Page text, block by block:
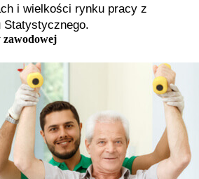
i wielkości rynku pracy z
Statystycznego.